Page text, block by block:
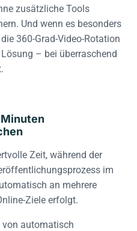
zusätzliche Tools
Und wenn es besonders
360-Grad-Video-Rotation
– bei überraschend
Zeit, während der
im
an mehrere
Ziele erfolgt.
von automatisch